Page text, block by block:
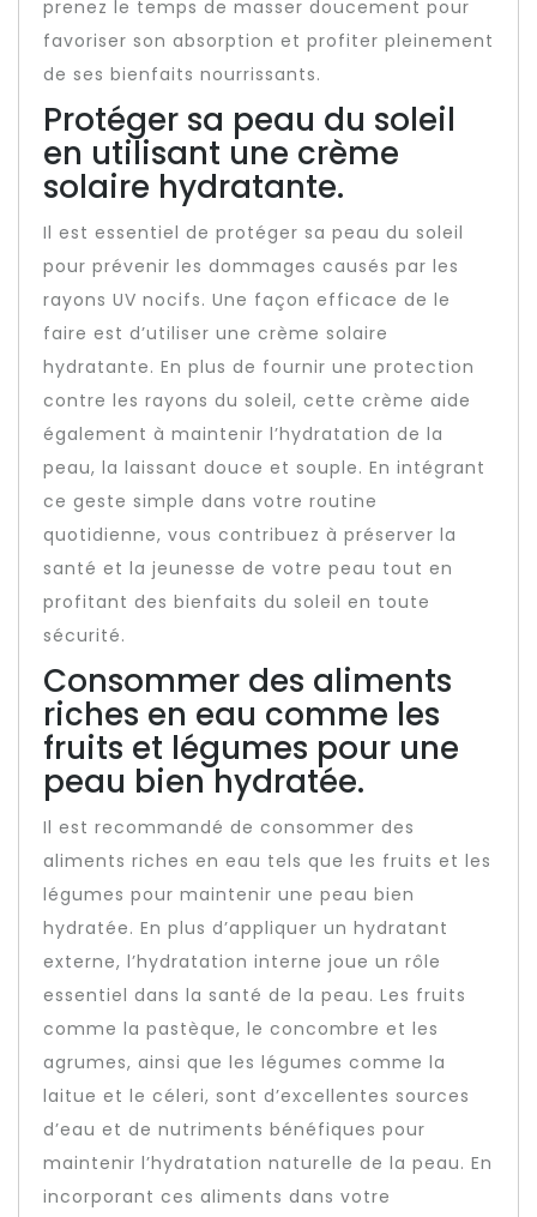
prenez le temps de masser doucement pour
favoriser son absorption et profiter pleinement
de ses bienfaits nourrissants.
Protéger sa peau du soleil
en utilisant une crème
solaire hydratante.
Il est essentiel de protéger sa peau du soleil
pour prévenir les dommages causés par les
rayons UV nocifs. Une façon efficace de le
faire est d’utiliser une crème solaire
hydratante. En plus de fournir une protection
contre les rayons du soleil, cette crème aide
également à maintenir l’hydratation de la
peau, la laissant douce et souple. En intégrant
ce geste simple dans votre routine
quotidienne, vous contribuez à préserver la
santé et la jeunesse de votre peau tout en
profitant des bienfaits du soleil en toute
sécurité.
Consommer des aliments
riches en eau comme les
fruits et légumes pour une
peau bien hydratée.
Il est recommandé de consommer des
aliments riches en eau tels que les fruits et les
légumes pour maintenir une peau bien
hydratée. En plus d’appliquer un hydratant
externe, l’hydratation interne joue un rôle
essentiel dans la santé de la peau. Les fruits
comme la pastèque, le concombre et les
agrumes, ainsi que les légumes comme la
laitue et le céleri, sont d’excellentes sources
d’eau et de nutriments bénéfiques pour
maintenir l’hydratation naturelle de la peau. En
incorporant ces aliments dans votre